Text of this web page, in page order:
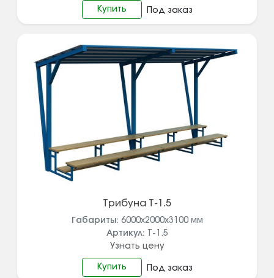
Купить Под заказ
Трибуна Т-1.5
Габариты: 6000х2000х3100 мм
Артикул: Т-1.5
Узнать цену
Купить Под заказ